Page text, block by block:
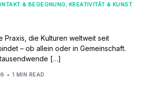
& BEGEGNUNG, KREATIVITÄT & KUNST
Praxis, die Kulturen weltweit seit
– ob allein oder in Gemeinschaft.
[…]
1 MIN READ